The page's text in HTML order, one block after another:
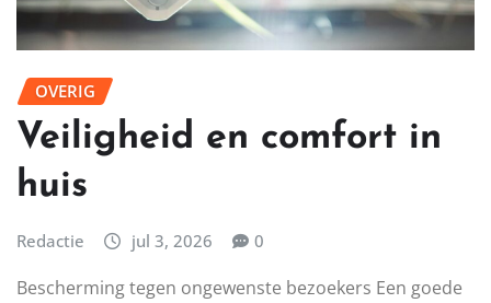
OVERIG
Veiligheid en comfort in
huis
Redactie jul 3, 2026 0
Bescherming tegen ongewenste bezoekers Een goede